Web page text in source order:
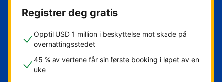
Registrer deg gratis
Opptil USD 1 million i beskyttelse mot skade på
overnattingsstedet
45 % av vertene får sin første booking i løpet av en
uke